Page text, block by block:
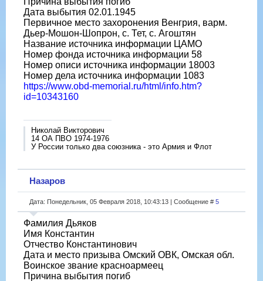
Дата выбытия 02.01.1945
Первичное место захоронения Венгрия, варм.
Дьер-Мошон-Шопрон, с. Тет, с. Агоштян
Название источника информации ЦАМО
Номер фонда источника информации 58
Номер описи источника информации 18003
Номер дела источника информации 1083
https://www.obd-memorial.ru/html/info.htm?
id=10343160
Николай Викторович
14 ОА ПВО 1974-1976
У России только два союзника - это Армия и Флот
Назаров
Дата: Понедельник, 05 Февраля 2018, 10:43:13 | Сообщение # 5
Фамилия Дьяков
Имя Константин
Отчество Константинович
Дата и место призыва Омский ОВК, Омская обл.
Воинское звание красноармеец
Причина выбытия погиб